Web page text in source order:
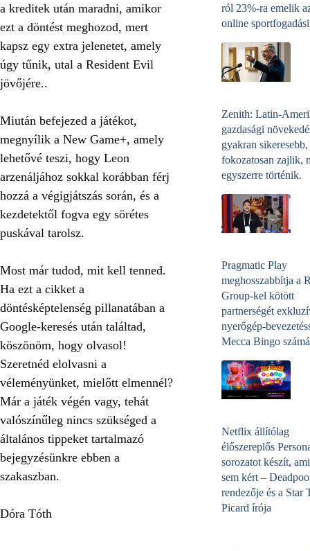
a kreditek után maradni, amikor
ezt a döntést meghozod, mert
kapsz egy extra jelenetet, amely
úgy tűnik, utal a Resident Evil
jövőjére..
Miután befejezed a játékot,
megnyílik a New Game+, amely
lehetővé teszi, hogy Leon
arzenáljához sokkal korábban férj
hozzá a végigjátszás során, és a
kezdetektől fogva egy sörétes
puskával tarolsz.
Most már tudod, mit kell tenned.
Ha ezt a cikket a
döntésképtelenség pillanatában a
Google-keresés után találtad,
köszönöm, hogy olvasol!
Szeretnéd elolvasni a
véleményünket, mielőtt elmennél?
Már a játék végén vagy, tehát
valószínűleg nincs szükséged a
általános tippeket tartalmazó
bejegyzésünkre ebben a
szakaszban.
Dóra Tóth
ról 23%-ra emelik
online
Zenith: Latin-
gazdasági
gyakran sikeresebb,
fokozatosan zajlik,
egyszerre történik.
Pragmatic Play
meghosszabbítja a
Group-kel kötött
partnerségét
nyerőgép-
Mecca Bingo
Netflix állítólag
élőszereplős
sorozatot készít,
sem kért –
rendezője és a Star
Picard írója